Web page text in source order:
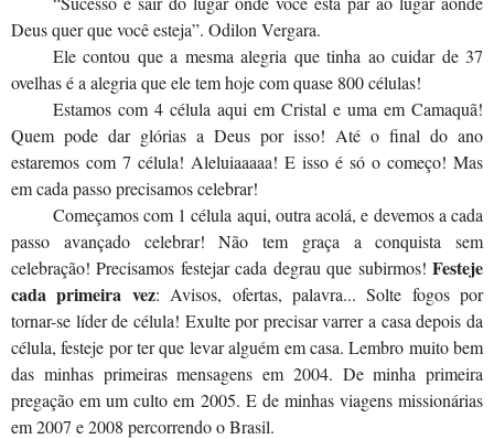
Deus quer que você esteja”. Odilon Vergara.
Ele contou que a mesma alegria que tinha ao cuidar de 37
ovelhas é a alegria que ele tem hoje com quase 800 células!
Estamos com 4 célula aqui em Cristal e uma em Camaquã!
Quem pode dar glórias a Deus por isso! Até o final do ano
estaremos com 7 célula! Aleluiaaaaa! E isso é só o começo! Mas
em cada passo precisamos celebrar!
Começamos com 1 célula aqui, outra acolá, e devemos a cada
passo avançado celebrar! Não tem graça a conquista sem
celebração! Precisamos festejar cada degrau que subirmos! Festeje
cada primeira vez: Avisos, ofertas, palavra... Solte fogos por
tornar-se líder de célula! Exulte por precisar varrer a casa depois da
célula, festeje por ter que levar alguém em casa. Lembro muito bem
das minhas primeiras mensagens em 2004. De minha primeira
pregação em um culto em 2005. E de minhas viagens missionárias
em 2007 e 2008 percorrendo o Brasil.